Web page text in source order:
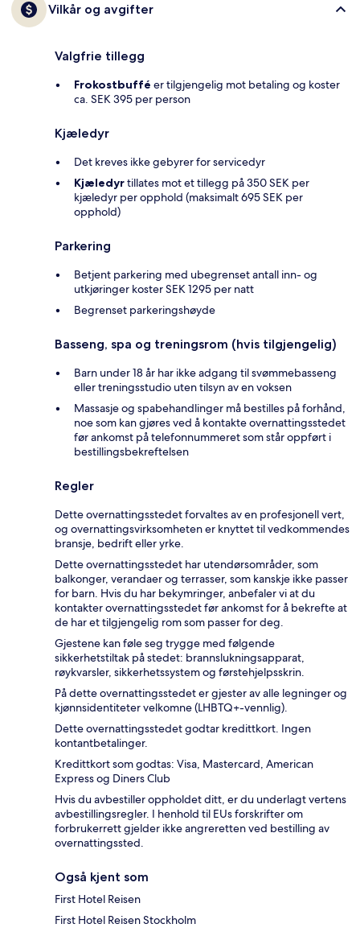
Vilkår og avgifter
Valgfrie tillegg
Frokostbuffé er tilgjengelig mot betaling og koster
ca. SEK 395 per person
Kjæledyr
Det kreves ikke gebyrer for servicedyr
Kjæledyrtillates mot et tillegg på 350 SEK per
kjæledyr per opphold (maksimalt 695 SEK per
opphold)
Parkering
Betjent parkering med ubegrenset antall inn- og
utkjøringer koster SEK 1295 per natt
Begrenset parkeringshøyde
Basseng, spa og treningsrom (hvis tilgjengelig)
Barn under 18 år har ikke adgang til svømmebasseng
eller treningsstudio uten tilsyn av en voksen
Massasje og spabehandlinger må bestilles på forhånd,
noe som kan gjøres ved å kontakte overnattingsstedet
før ankomst på telefonnummeret som står oppført i
bestillingsbekreftelsen
Regler
Dette overnattingsstedet forvaltes av en profesjonell vert,
og overnattingsvirksomheten er knyttet til vedkommendes
bransje, bedrift eller yrke.
Dette overnattingsstedet har utendørsområder, som
balkonger, verandaer og terrasser, som kanskje ikke passer
for barn. Hvis du har bekymringer, anbefaler vi at du
kontakter overnattingsstedet før ankomst for å bekrefte at
de har et tilgjengelig rom som passer for deg.
Gjestene kan føle seg trygge med følgende
sikkerhetstiltak på stedet: brannslukningsapparat,
røykvarsler, sikkerhetssystem og førstehjelpsskrin.
På dette overnattingsstedet er gjester av alle legninger og
kjønnsidentiteter velkomne (LHBTQ+-vennlig).
Dette overnattingsstedet godtar kredittkort. Ingen
kontantbetalinger.
Kredittkort som godtas: Visa, Mastercard, American
Express og Diners Club
Hvis du avbestiller oppholdet ditt, er du underlagt vertens
avbestillingsregler. I henhold til EUs forskrifter om
forbrukerrett gjelder ikke angreretten ved bestilling av
overnattingssted.
Også kjent som
First Hotel Reisen
First Hotel Reisen Stockholm